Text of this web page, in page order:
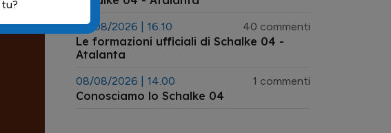
08/08/2026 | 16.10 40 commenti
Le formazioni ufficiali di Schalke 04 -
Atalanta
08/08/2026 | 14.00 1 commenti
Conosciamo lo Schalke 04